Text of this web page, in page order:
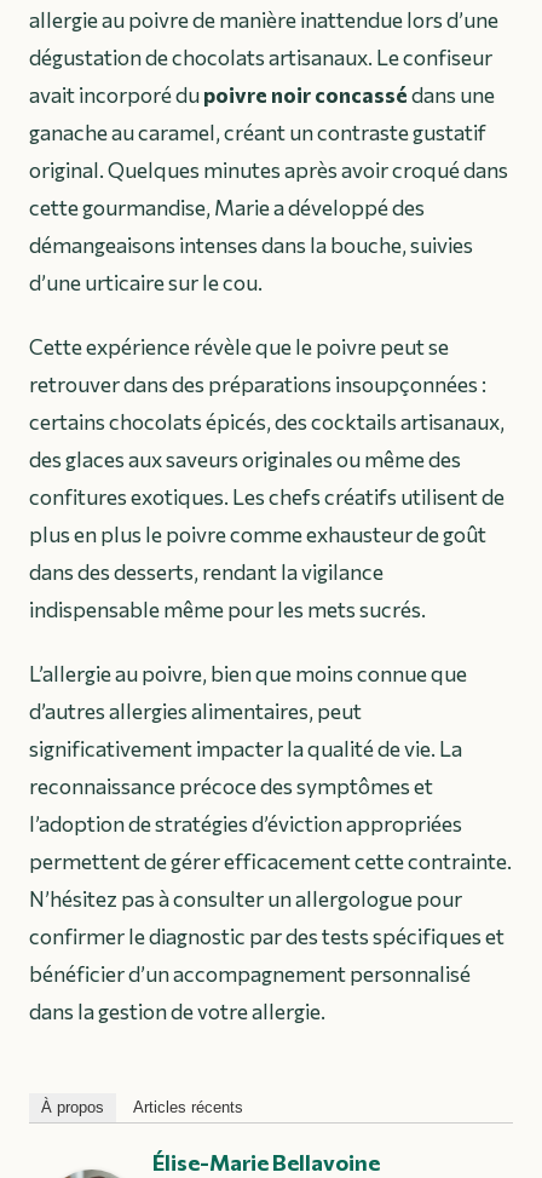
allergie au poivre de manière inattendue lors d’une
dégustation de chocolats artisanaux. Le confiseur
avait incorporé dupoivre noir concassédans une
ganache au caramel, créant un contraste gustatif
original. Quelques minutes après avoir croqué dans
cette gourmandise, Marie a développé des
démangeaisons intenses dans la bouche, suivies
d’une urticaire sur le cou.
Cette expérience révèle que le poivre peut se
retrouver dans despréparations insoupçonnées:
certains chocolats épicés, des cocktails artisanaux,
des glaces aux saveurs originales ou même des
confitures exotiques. Les chefs créatifs utilisent de
plus en plus le poivre comme exhausteur de goût
dans des desserts, rendant la vigilance
indispensable même pour les mets sucrés.
L’allergie au poivre, bien que moins connue que
d’autres allergies alimentaires, peut
significativement impacter la qualité de vie. La
reconnaissance précoce des symptômes et
l’adoption de stratégies d’éviction appropriées
permettent de gérer efficacement cette contrainte.
N’hésitez pas à consulter un allergologue pour
confirmer le diagnostic par des tests spécifiques et
bénéficier d’un accompagnement personnalisé
dans la gestion de votre allergie.
À propos Articles récents
Élise-Marie Bellavoine